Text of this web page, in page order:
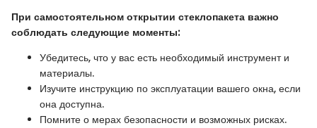
При самостоятельном открытии стеклопакета важно
соблюдать следующие моменты:
Убедитесь, что у вас есть необходимый инструмент и
материалы.
Изучите инструкцию по эксплуатации вашего окна, если
она доступна.
Помните о мерах безопасности и возможных рисках.